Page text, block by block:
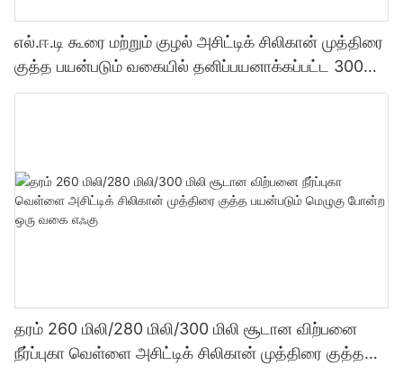
எல்.ஈ.டி கூரை மற்றும் குழல் அசிட்டிக் சிலிகான் முத்திரை
குத்த பயன்படும் வகையில் தனிப்பயனாக்கப்பட்ட 300
மில்லி தொழிற்சாலை விலை வெளிப்படைத்தன்மை
தரம் 260 மிலி/280 மிலி/300 மிலி சூடான விற்பனை
நீர்ப்புகா வெள்ளை அசிட்டிக் சிலிகான் முத்திரை குத்த